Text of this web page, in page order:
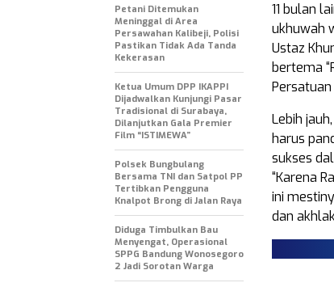
11 bulan
ukhuwah
Ustaz
bertema
Persatuan
Lebih
harus
sukses
“Karena
ini
dan
Petani Ditemukan
Meninggal di Area
Persawahan Kalibeji, Polisi
Pastikan Tidak Ada Tanda
Kekerasan
Ketua Umum DPP IKAPPI
Dijadwalkan Kunjungi Pasar
Tradisional di Surabaya,
Dilanjutkan Gala Premier
Film “ISTIMEWA”
Polsek Bungbulang
Bersama TNI dan Satpol PP
Tertibkan Pengguna
Knalpot Brong di Jalan Raya
Diduga Timbulkan Bau
Menyengat, Operasional
SPPG Bandung Wonosegoro
2 Jadi Sorotan Warga